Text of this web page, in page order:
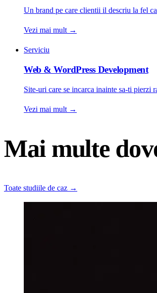
Un brand pe care clientii il descriu la fel
Vezi mai mult →
Serviciu
Web & WordPress Development
Site-uri care se incarca inainte sa-ti pierzi
Vezi mai mult →
Mai multe
Toate studiile de caz →